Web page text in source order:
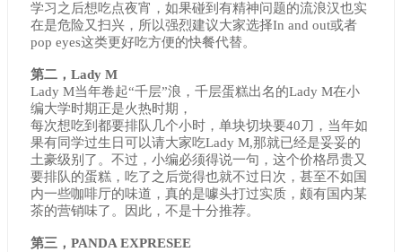
学习之后想吃点夜宵，如果碰到有精神问题的流浪汉也实
在是危险又扫兴，所以强烈建议大家选择In and out或者
pop eyes这类更好吃方便的快餐代替。
第二，Lady M
Lady M当年卷起“千层”浪，千层蛋糕出名的Lady M在小
编大学时期正是火热时期，
每次想吃到都要排队几个小时，单块切块要40刀，当年如
果有同学过生日可以请大家吃Lady M,那就已经是妥妥的
土豪级别了。不过，小编必须得说一句，这个价格昂贵又
要排队的蛋糕，吃了之后觉得也就不过日次，甚至不如国
内一些咖啡厅的味道，真的是噱头打过实质，颇有国内某
茶的营销味了。因此，不是十分推荐。
第三，PANDA EXPRESEE